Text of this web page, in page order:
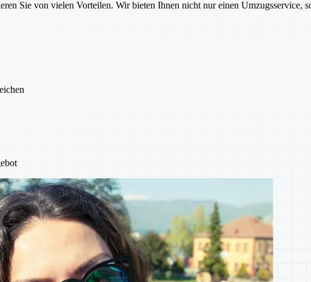
Sie von vielen Vorteilen. Wir bieten Ihnen nicht nur einen